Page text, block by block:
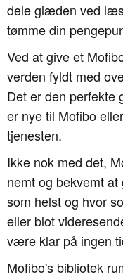
dele glæden ved
tømme din
Ved at give et
verden fyldt med
Det er den perfekte
er nye til Mofibo
tjenesten.
Ikke nok med det,
nemt og bekvemt
som helst og hvor
eller blot
være klar på ingen
Mofibo's bibliotek